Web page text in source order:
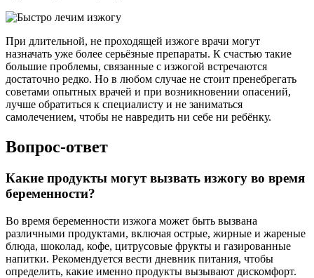
При длительной, не проходящей изжоге врачи могут
назначать уже более серьёзные препараты. К счастью такие
большие проблемы, связанные с изжогой встречаются
достаточно редко. Но в любом случае не стоит пренебрегать
советами опытных врачей и при возникновении опасений,
лучше обратиться к специалисту и не заниматься
самолечением, чтобы не навредить ни себе ни ребёнку.
Вопрос-ответ
Какие продукты могут вызвать изжогу во время
беременности?
Во время беременности изжога может быть вызвана
различными продуктами, включая острые, жирные и жареные
блюда, шоколад, кофе, цитрусовые фрукты и газированные
напитки. Рекомендуется вести дневник питания, чтобы
определить, какие именно продукты вызывают дискомфорт.